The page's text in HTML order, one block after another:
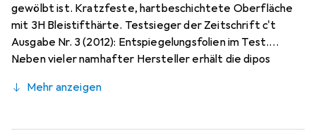
gewölbt ist. Kratzfeste, hartbeschichtete Oberfläche
mit 3H Bleistifthärte. Testsieger der Zeitschrift c't
Ausgabe Nr. 3 (2012): Entspiegelungsfolien im Test.
Neben vieler namhafter Hersteller erhält die dipos
Bewertung sehr gut. Bewusst kleiner als das Xiaomi Mi 10
blasenfrei und jederzeit rückstandsfrei zu entfernen
Mehr anzeigen